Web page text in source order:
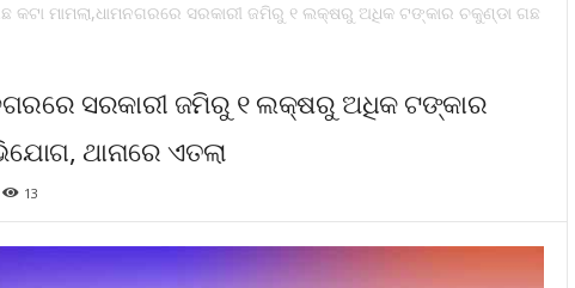
କଟା ମାମଲା,ଧାମନଗରରେ ସରକାରୀ ଜମିରୁ ୧ ଲକ୍ଷରୁ ଅଧିକ ଟଙ୍କାର ଚକୁଣ୍ଡା ଗଛ
ସରକାରୀ ଜମିରୁ ୧ ଲକ୍ଷରୁ ଅଧିକ ଟଙ୍କାର
ଥାନାରେ ଏତଲା
13